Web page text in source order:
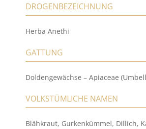
DROGENBEZEICHNUNG
Herba Anethi
GATTUNG
Doldengewächse – Apiaceae
VOLKSTÜMLICHE NAMEN
Blähkraut, Gurkenkümmel, Dillich,